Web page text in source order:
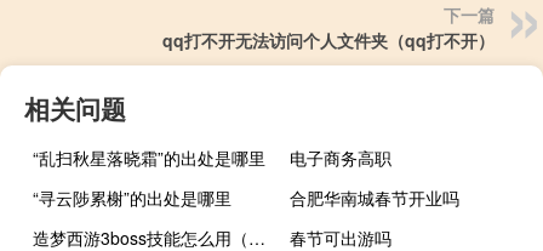
下一篇
qq打不开无法访问个人文件夹（qq打不开）
相关问题
“乱扫秋星落晓霜”的出处是哪里
电子商务高职
“寻云陟累榭”的出处是哪里
合肥华南城春节开业吗
造梦西游3boss技能怎么用（造梦西游3boss技能大全）
春节可出游吗